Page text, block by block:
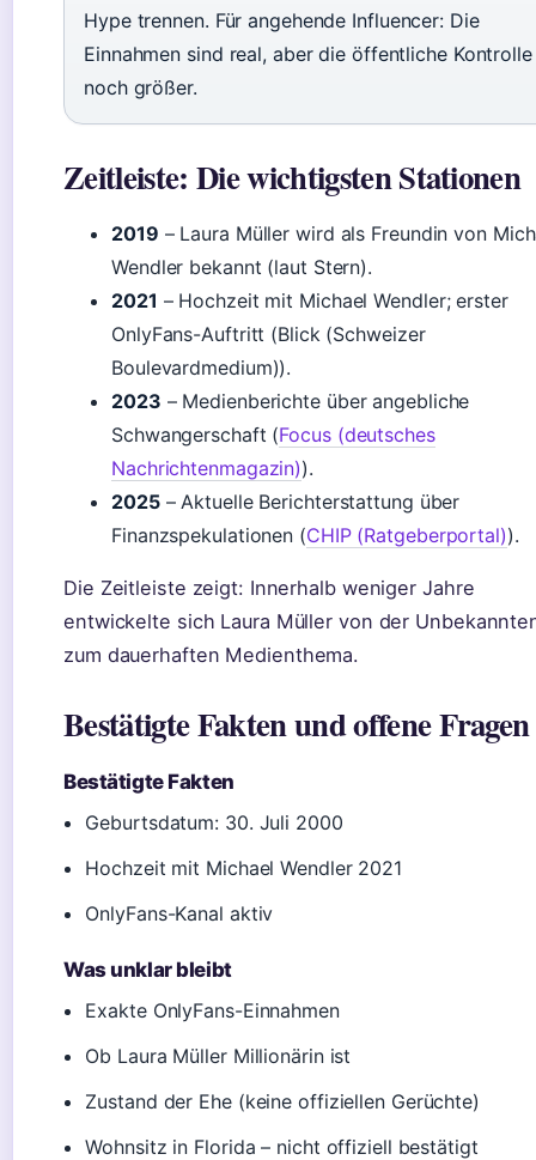
Hype trennen. Für angehende Influencer: Die
Einnahmen sind real, aber die öffentliche Kontrolle
noch größer.
Zeitleiste: Die wichtigsten Stationen
2019 – Laura Müller wird als Freundin von
Wendler bekannt (laut Stern).
2021 – Hochzeit mit Michael Wendler; erster
OnlyFans-Auftritt (Blick (Schweizer
Boulevardmedium)).
2023 – Medienberichte über angebliche
Schwangerschaft (Focus (deutsches
Nachrichtenmagazin)).
2025– Aktuelle Berichterstattung über
Finanzspekulationen (CHIP (Ratgeberportal)).
Die Zeitleiste zeigt: Innerhalb weniger Jahre
entwickelte sich Laura Müller von der
zum dauerhaften Medienthema.
Bestätigte Fakten und offene Fragen
Bestätigte Fakten
Geburtsdatum: 30. Juli 2000
Hochzeit mit Michael Wendler 2021
OnlyFans-Kanal aktiv
Was unklar bleibt
Exakte OnlyFans-Einnahmen
Ob Laura Müller Millionärin ist
Zustand der Ehe (keine offiziellen Gerüchte)
Wohnsitz in Florida – nicht offiziell bestätigt